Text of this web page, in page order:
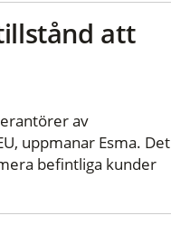
att
av
uppmanar Esma. Det
befintliga kunder